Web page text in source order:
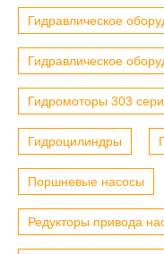
Гидравлическое
Гидравлическое
Гидромоторы 303
Гидроцилиндры
Поршневые насосы
Редукторы привода